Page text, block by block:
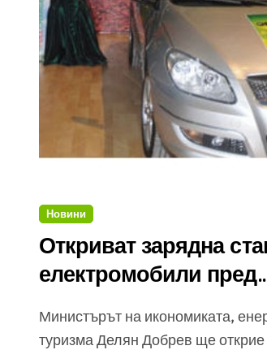
Новини
Откриват зарядна
електромобили пред
икономиката
Министърът на икономиката, енергетиката и
туризма Делян Добрев ще